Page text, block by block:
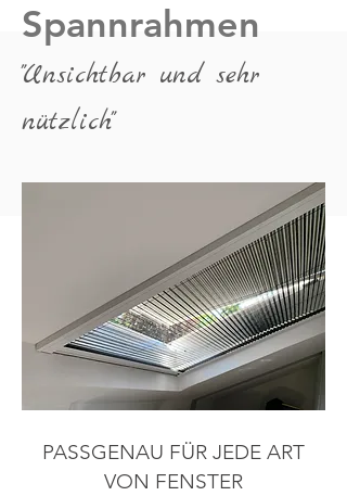
Spannrahmen
"Unsichtbar und sehr
nützlich"
PASSGENAU FÜR JEDE ART
VON FENSTER